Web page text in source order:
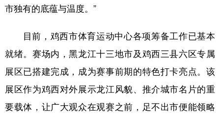
市独有的底蕴与温度。”
目前，鸡西市体育运动中心各项筹备工作已基本
就绪。赛场内，黑龙江十三地市及鸡西三县六区专属
展区已搭建完成，成为赛事前期的特色打卡亮点。该
展区作为鸡西对外展示龙江风貌、推介城市名片的重
要载体，让广大观众在观赛之前，足不出市便能领略